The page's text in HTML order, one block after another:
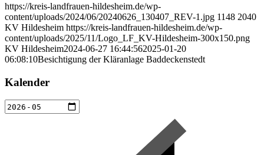
https://kreis-landfrauen-hildesheim.de/wp-
content/uploads/2024/06/20240626_130407_REV-1.jpg 1148 2040
KV Hildesheim https://kreis-landfrauen-hildesheim.de/wp-
content/uploads/2025/11/Logo_LF_KV-Hildesheim-300x150.png
KV Hildesheim2024-06-27 16:44:562025-01-20
06:08:10Besichtigung der Kläranlage Baddeckenstedt
Kalender